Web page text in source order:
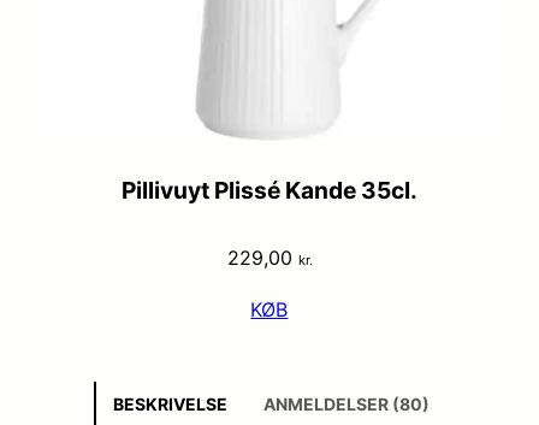
Pillivuyt Plissé Kande 35cl.
229,00 kr.
KØB
BESKRIVELSE ANMELDELSER (80)